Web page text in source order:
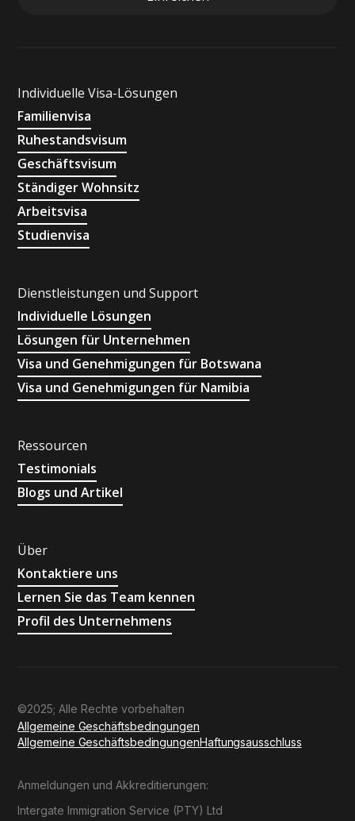
Individuelle Visa-Lösungen
Familienvisa
Ruhestandsvisum
Geschäftsvisum
Ständiger Wohnsitz
Arbeitsvisa
Studienvisa
Dienstleistungen und Support
Individuelle Lösungen
Lösungen für Unternehmen
Visa und Genehmigungen für Botswana
Visa und Genehmigungen für Namibia
Ressourcen
Testimonials
Blogs und Artikel
Über
Kontaktiere uns
Lernen Sie das Team kennen
Profil des Unternehmens
©2025; Alle Rechte vorbehalten
Allgemeine Geschäftsbedingungen
Allgemeine GeschäftsbedingungenHaftungsausschluss
Anmeldungen und Akkreditierungen:
Intergate Immigration Service (PTY) Ltd